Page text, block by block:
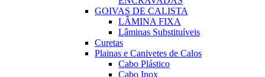
GOIVAS DE CALISTA
LÂMINA FIXA
Lâminas Substituíveis
Curetas
Plainas e Canivetes de Calos
Cabo Plástico
Cabo Inox